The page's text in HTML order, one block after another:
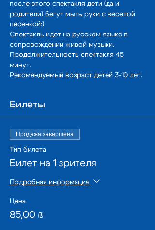
после этого спектакля дети (да и
родители) бегут мыть руки с веселой
песенкой:)
Спектакль идет на русском языке в
сопровождении живой музыки.
Продолжительность спектакля 45
минут.
Рекомендуемый возраст детей 3-10 лет.
Билеты
Продажа завершена
Тип билета
Билет на 1 зрителя
Подробная информация
Цена
85,00 ₪